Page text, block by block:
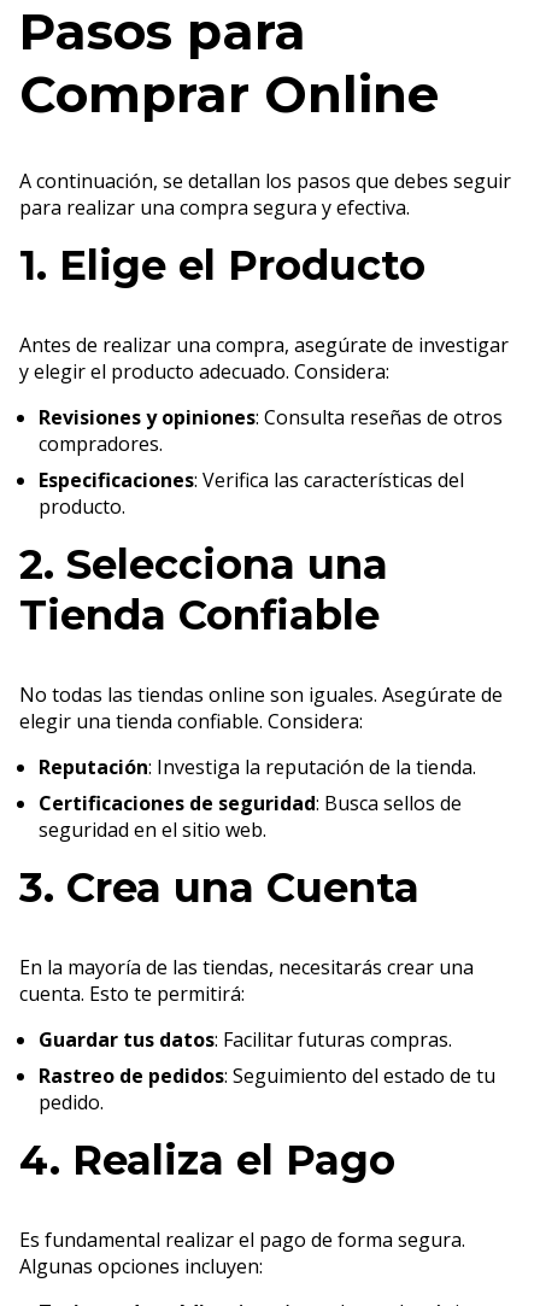
Pasos para
Comprar Online
A continuación, se detallan los pasos que debes seguir
para realizar una compra segura y efectiva.
1. Elige el Producto
Antes de realizar una compra, asegúrate de investigar
y elegir el producto adecuado. Considera:
Revisiones y opiniones: Consulta reseñas de otros
compradores.
Especificaciones: Verifica las características del
producto.
2. Selecciona una
Tienda Confiable
No todas las tiendas online son iguales. Asegúrate de
elegir una tienda confiable. Considera:
Reputación: Investiga la reputación de la tienda.
Certificaciones de seguridad: Busca sellos de
seguridad en el sitio web.
3. Crea una Cuenta
En la mayoría de las tiendas, necesitarás crear una
cuenta. Esto te permitirá:
Guardar tus datos: Facilitar futuras compras.
Rastreo de pedidos: Seguimiento del estado de tu
pedido.
4. Realiza el Pago
Es fundamental realizar el pago de forma segura.
Algunas opciones incluyen: